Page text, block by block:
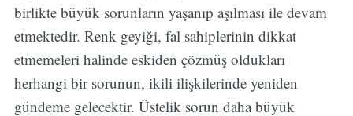
birlikte büyük sorunların yaşanıp aşılması ile devam
etmektedir. Renk geyiği, fal sahiplerinin dikkat
etmemeleri halinde eskiden çözmüş oldukları
herhangi bir sorunun, ikili ilişkilerinde yeniden
gündeme gelecektir. Üstelik sorun daha büyük